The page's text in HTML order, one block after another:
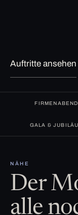
Auftritte ansehen
FIRMENABEND
GALA &
NÄHE
Der
alle